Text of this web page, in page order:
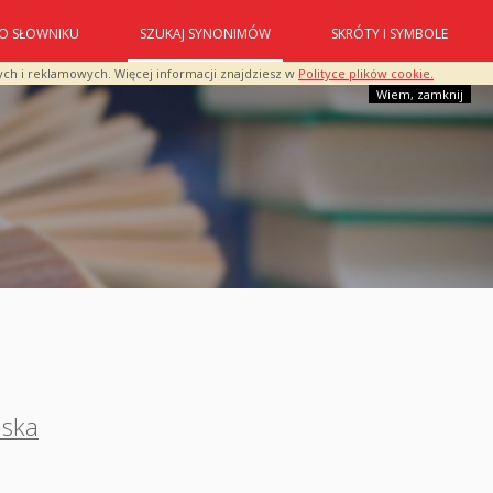
i reklamowych. Więcej informacji znajdziesz w Polityce plików cookie.
Wiem, zamknij
O SŁOWNIKU SZUKAJ SYNONIMÓW SKRÓTY I SYMBOLE